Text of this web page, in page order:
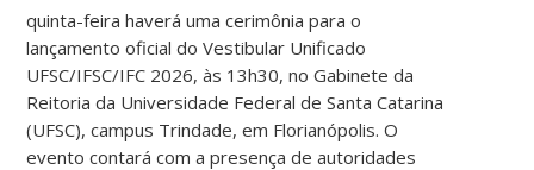
quinta-feira haverá uma cerimônia para o
lançamento oficial do Vestibular Unificado
UFSC/IFSC/IFC 2026, às 13h30, no Gabinete da
Reitoria da Universidade Federal de Santa Catarina
(UFSC), campus Trindade, em Florianópolis. O
evento contará com a presença de autoridades